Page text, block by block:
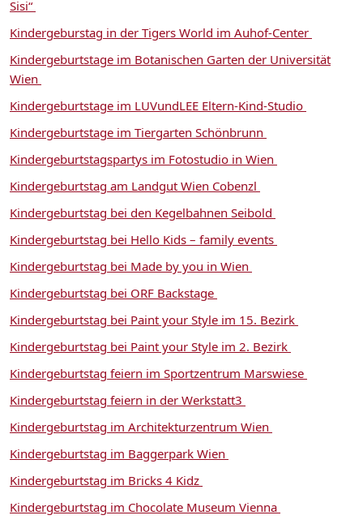
Sisi“
Kindergeburstag in der Tigers World im Auhof-Center
Kindergeburtstage im Botanischen Garten der Universität
Wien
Kindergeburtstage im LUVundLEE Eltern-Kind-Studio
Kindergeburtstage im Tiergarten Schönbrunn
Kindergeburtstagspartys im Fotostudio in Wien
Kindergeburtstag am Landgut Wien Cobenzl
Kindergeburtstag bei den Kegelbahnen Seibold
Kindergeburtstag bei Hello Kids – family events
Kindergeburtstag bei Made by you in Wien
Kindergeburtstag bei ORF Backstage
Kindergeburtstag bei Paint your Style im 15. Bezirk
Kindergeburtstag bei Paint your Style im 2. Bezirk
Kindergeburtstag feiern im Sportzentrum Marswiese
Kindergeburtstag feiern in der Werkstatt3
Kindergeburtstag im Architekturzentrum Wien
Kindergeburtstag im Baggerpark Wien
Kindergeburtstag im Bricks 4 Kidz
Kindergeburtstag im Chocolate Museum Vienna